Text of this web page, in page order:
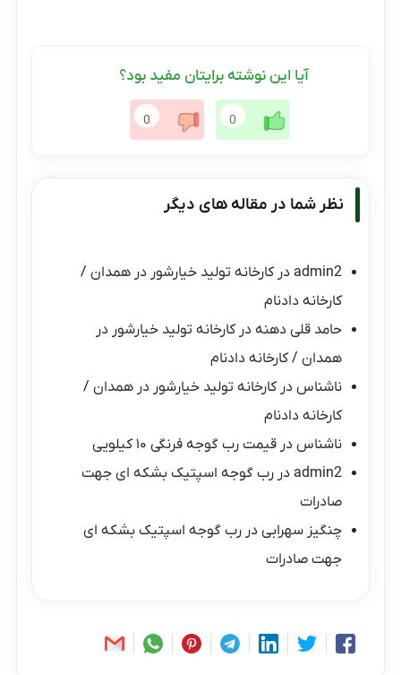
آیا این نوشته برایتان مفید بود؟
0
0
نظر شما در مقاله های دیگر
admin2 درکارخانه تولید خیارشور در همدان /
کارخانه دادنام
حامد قلی دهنه درکارخانه تولید خیارشور در
همدان / کارخانه دادنام
ناشناس درکارخانه تولید خیارشور در همدان /
کارخانه دادنام
ناشناس درقیمت رب گوجه فرنگی ۱۰ کیلویی
admin2 دررب گوجه اسپتیک بشکه ای جهت
صادرات
چنگیز سهرابی دررب گوجه اسپتیک بشکه ای
جهت صادرات